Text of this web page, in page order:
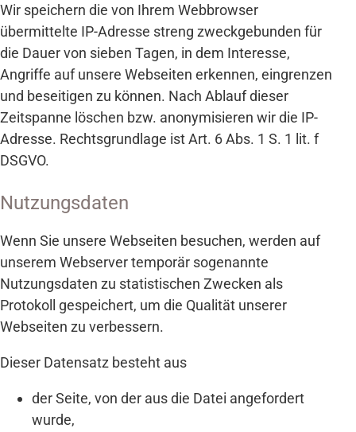
Angstpatienten
Vollnarkose und Dämmerschlaf
Muskelrelaxans bei CMD
Prophylaxe bei chronischer Migräne
INFOTHEK
Für Zuweiser
Informationen
Für Patienten
3D-Animationen
Online Anamnese
Patienteninfos
KONTAKT
Telefonisch: 0391 25444688
Kontaktformular
Wir speichern die von Ihrem Webbrowser
übermittelte IP-Adresse streng zweckgebunden für
die Dauer von sieben Tagen, in dem Interesse,
Angriffe auf unsere Webseiten erkennen, eingrenzen
und beseitigen zu können. Nach Ablauf dieser
Zeitspanne löschen bzw. anonymisieren wir die IP-
Adresse. Rechtsgrundlage ist Art. 6 Abs. 1 S. 1 lit. f
DSGVO.
Nutzungsdaten
Wenn Sie unsere Webseiten besuchen, werden auf
unserem Webserver temporär sogenannte
Nutzungsdaten zu statistischen Zwecken als
Protokoll gespeichert, um die Qualität unserer
Webseiten zu verbessern.
Dieser Datensatz besteht aus
der Seite, von der aus die Datei angefordert
wurde,